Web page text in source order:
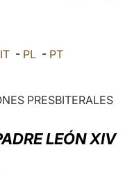
POLSKI
中文
IT - PL - PT
PRESBITERALES
LEÓN XIV